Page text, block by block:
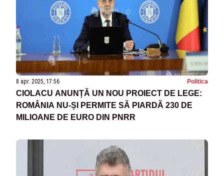
8 apr. 2025, 17:56 Politica
CIOLACU ANUNȚĂ UN NOU PROIECT DE LEGE:
ROMÂNIA NU-ȘI PERMITE SĂ PIARDĂ 230 DE
MILIOANE DE EURO DIN PNRR